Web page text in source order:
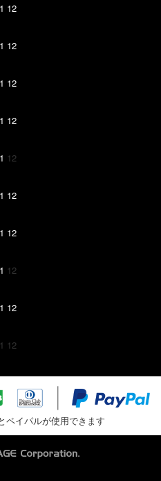
12
12
12
12
12
12
12
12
12
12
ペイパルが使用できます